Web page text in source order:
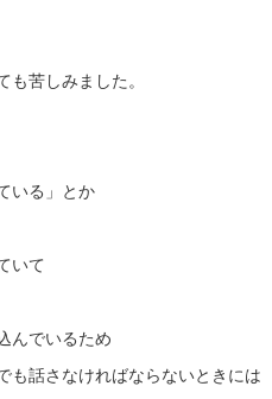
苦しみました。
いる」とか
いて
んでいるため
も話さなければならないときには